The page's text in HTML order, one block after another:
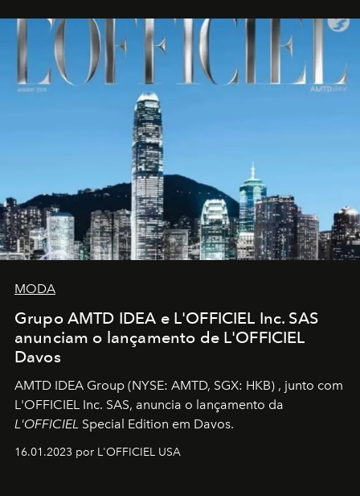
MODA
Grupo AMTD IDEA e L'OFFICIEL Inc. SAS
anunciam o lançamento de L'OFFICIEL
Davos
AMTD IDEA Group (NYSE: AMTD, SGX: HKB) , junto com
L'OFFICIEL Inc. SAS, anuncia o lançamento da
L'OFFICIEL Special Edition em Davos.
16.01.2023 por L'OFFICIEL USA